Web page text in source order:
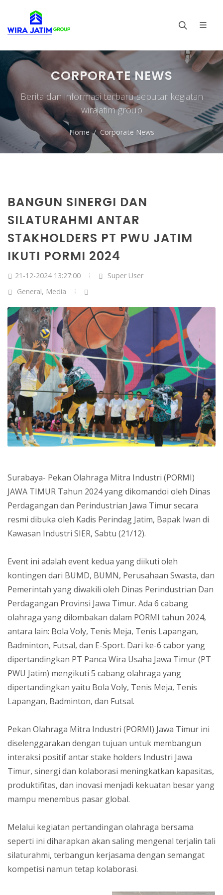
CORPORATE NEWS
Berita dan informasi terbaru seputar kegiatan
wirajatim group
Home Corporate News
BANGUN SINERGI DAN
SILATURAHMI ANTAR
STAKHOLDERS PT PWU JATIM
IKUTI PORMI 2024
21-12-2024 13:27:00
Super User
General, Media
Surabaya- Pekan Olahraga Mitra Industri (PORMI)
JAWA TIMUR Tahun 2024 yang dikomandoi oleh Dinas
Perdagangan dan Perindustrian Jawa Timur secara
resmi dibuka oleh Kadis Perindag Jatim, Bapak Iwan di
Kawasan Industri SIER, Sabtu (21/12).
Event ini adalah event kedua yang diikuti oleh
kontingen dari BUMD, BUMN, Perusahaan Swasta, dan
Pemerintah yang diwakili oleh Dinas Perindustrian Dan
Perdagangan Provinsi Jawa Timur. Ada 6 cabang
olahraga yang dilombakan dalam PORMI tahun 2024,
antara lain: Bola Voly, Tenis Meja, Tenis Lapangan,
Badminton, Futsal, dan E-Sport. Dari ke-6 cabor yang
dipertandingkan PT Panca Wira Usaha Jawa Timur (PT
PWU Jatim) mengikuti 5 cabang olahraga yang
dipertandingkan yaitu Bola Voly, Tenis Meja, Tenis
Lapangan, Badminton, dan Futsal.
Pekan Olahraga Mitra Industri (PORMI) Jawa Timur ini
diselenggarakan dengan tujuan untuk membangun
interaksi positif antar stake holders Industri Jawa
Timur, sinergi dan kolaborasi meningkatkan kapasitas,
produktifitas, dan inovasi menjadi kekuatan besar yang
mampu menembus pasar global.
Melalui kegiatan pertandingan olahraga bersama
seperti ini diharapkan akan saling mengenal terjalin tali
silaturahmi, terbangun kerjasama dengan semangat
kompetisi namun tetap kolaborasi.